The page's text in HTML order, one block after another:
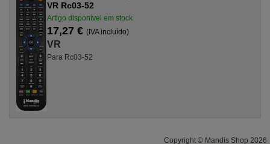
VR Rc03-52
Artigo disponível em stock
17,27 € (IVA incluído)
VR
Para Rc03-52
Copyright © Mandis Shop 2026